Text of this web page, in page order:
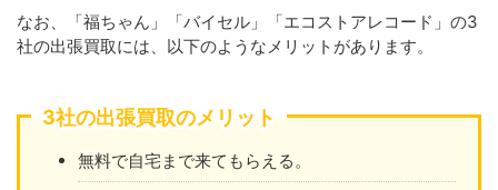
なお、「福ちゃん」「バイセル」「エコストアレコード」の3
社の出張買取には、以下のようなメリットがあります。
3社の出張買取のメリット
無料で自宅まで来てもらえる。